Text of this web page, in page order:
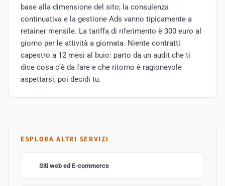
base alla dimensione del sito; la consulenza
continuativa e la gestione Ads vanno tipicamente a
retainer mensile. La tariffa di riferimento è 300 euro al
giorno per le attività a giornata. Niente contratti
capestro a 12 mesi al buio: parto da un audit che ti
dice cosa c'è da fare e che ritorno è ragionevole
aspettarsi, poi decidi tu.
ESPLORA ALTRI SERVIZI
Siti web ed E-commerce